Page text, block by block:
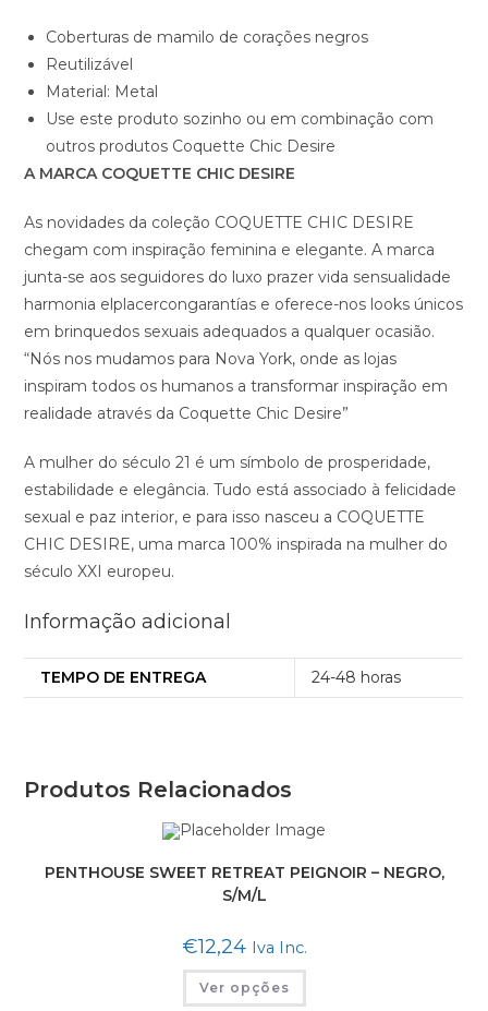
Coberturas de mamilo de corações negros
Reutilizável
Material: Metal
Use este produto sozinho ou em combinação com
outros produtos Coquette Chic Desire
A MARCA COQUETTE CHIC DESIRE
As novidades da coleção COQUETTE CHIC DESIRE
chegam com inspiração feminina e elegante. A marca
junta-se aos seguidores do luxo prazer vida sensualidade
harmonia elplacercongarantías e oferece-nos looks únicos
em brinquedos sexuais adequados a qualquer ocasião.
“Nós nos mudamos para Nova York, onde as lojas
inspiram todos os humanos a transformar inspiração em
realidade através da Coquette Chic Desire”
A mulher do século 21 é um símbolo de prosperidade,
estabilidade e elegância. Tudo está associado à felicidade
sexual e paz interior, e para isso nasceu a COQUETTE
CHIC DESIRE, uma marca 100% inspirada na mulher do
século XXI europeu.
Informação adicional
TEMPO DE ENTREGA 24-48 horas
Produtos Relacionados
PENTHOUSE SWEET RETREAT PEIGNOIR – NEGRO,
S/M/L
€12,24 Iva Inc.
Ver opções
This
has